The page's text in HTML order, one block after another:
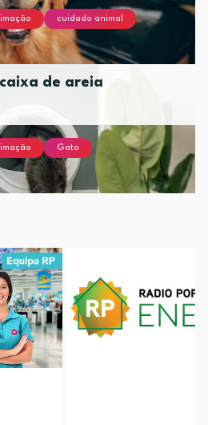
cuidado animal
de areia
Gato